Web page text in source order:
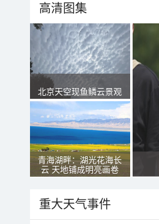
高清图集
北京天空现鱼鳞云景观
青海湖畔：湖光花海长
云 天地铺成明亮画卷
重大天气事件